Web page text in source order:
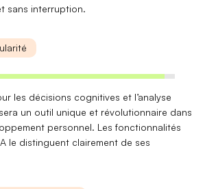
sans interruption.
les décisions cognitives et l’analyse
un outil unique et révolutionnaire dans
personnel. Les fonctionnalités
le distinguent clairement de ses